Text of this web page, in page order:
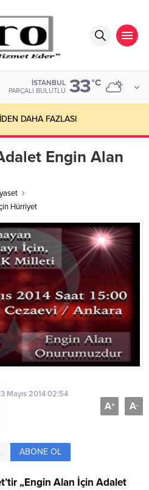
İSTANBUL
PARÇALI BULUTLU 33°C
DAHA FAZLASI
Engin Alan
Hürriyet
Mayıs 2014 02:54
A+ A-
ABONE OL
„Engin Alan İçin Adalet